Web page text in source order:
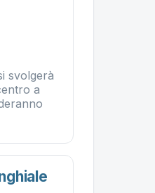
svolgerà
a